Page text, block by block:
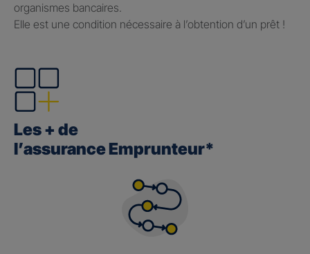
organismes bancaires.
Elle est une condition nécessaire à l’obtention d’un prêt !
Les + de
l’assurance Emprunteur*